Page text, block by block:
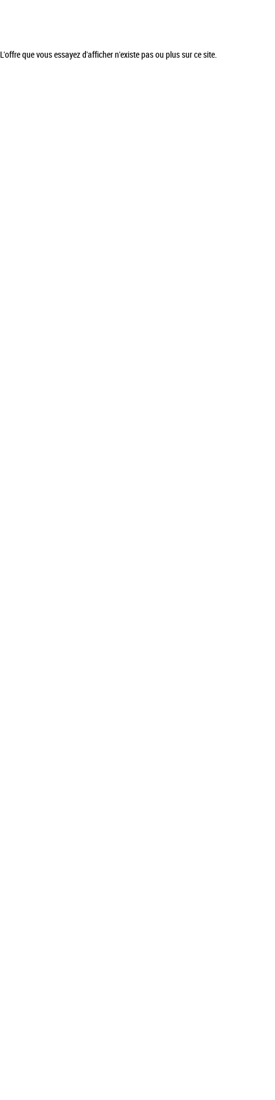
L'offre que vous essayez d'afficher n'existe pas ou plus sur ce site.